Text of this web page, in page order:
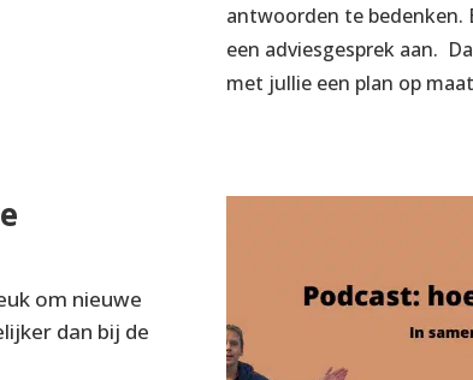
antwoorden te bedenken.
een adviesgesprek aan.
met jullie een plan op
om nieuwe
dan bij de